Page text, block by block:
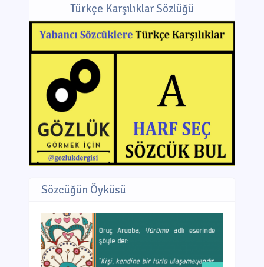
Türkçe Karşılıklar Sözlüğü
Sözcüğün Öyküsü